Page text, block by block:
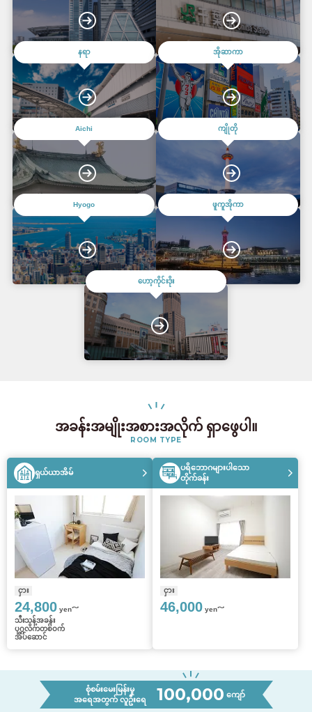
နရာ အိုဆာကာ
Aichi ကျိုတို
Hyogo ဖူကူအိုကာ
ဟော့ကိုင်းဒိုး
အခန်းအမျိုးအစားအလိုက် ရှာဖွေပါ။
ROOM TYPE
ရှယ်ယာအိမ်
ငှား
24,800 yen～
သီးသန့်အခန်း
ပုဂ္ဂလိကတစ်ဝက်
အိပ်ဆောင်
ပရိဘောဂများပါသော
တိုက်ခန်း
ငှား
46,000 yen～
စုံစမ်းမေးမြန်းမှု
အရေအတွက် လူဦးရေ
100,000 ကျော်